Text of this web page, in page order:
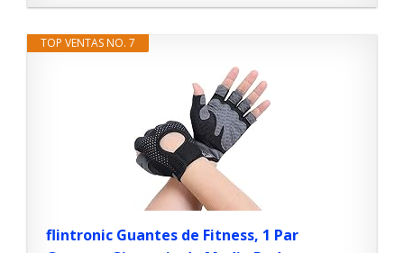
TOP VENTAS NO. 7
flintronic Guantes de Fitness, 1 Par